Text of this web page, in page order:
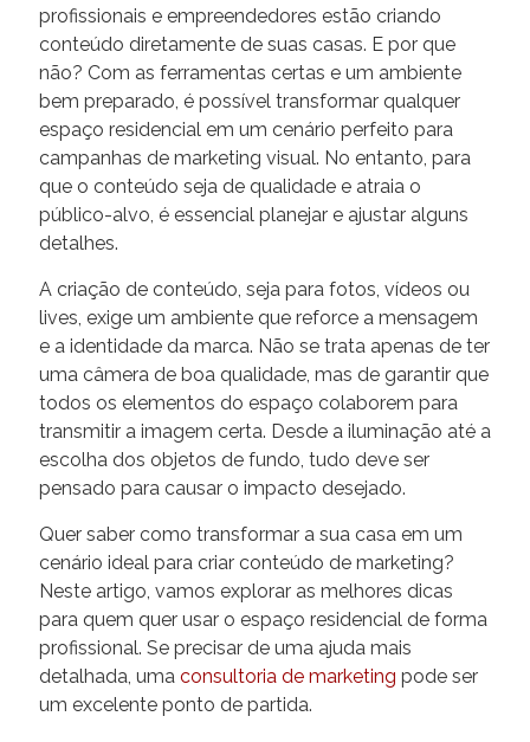
profissionais e empreendedores estão criando
conteúdo diretamente de suas casas. E por que
não? Com as ferramentas certas e um ambiente
bem preparado, é possível transformar qualquer
espaço residencial em um cenário perfeito para
campanhas de marketing visual. No entanto, para
que o conteúdo seja de qualidade e atraia o
público-alvo, é essencial planejar e ajustar alguns
detalhes.
A criação de conteúdo, seja para fotos, vídeos ou
lives, exige um ambiente que reforce a mensagem
e a identidade da marca. Não se trata apenas de ter
uma câmera de boa qualidade, mas de garantir que
todos os elementos do espaço colaborem para
transmitir a imagem certa. Desde a iluminação até a
escolha dos objetos de fundo, tudo deve ser
pensado para causar o impacto desejado.
Quer saber como transformar a sua casa em um
cenário ideal para criar conteúdo de marketing?
Neste artigo, vamos explorar as melhores dicas
para quem quer usar o espaço residencial de forma
profissional. Se precisar de uma ajuda mais
detalhada, uma consultoria de marketing pode ser
um excelente ponto de partida.